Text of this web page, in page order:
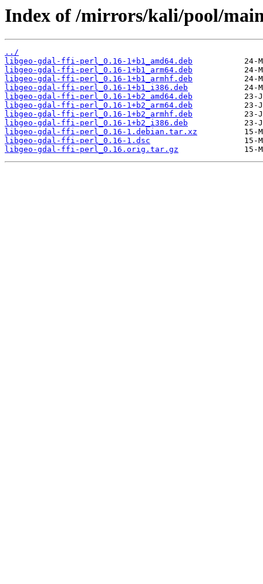
Index of /mirrors/kali/pool/
../
libgeo-gdal-ffi-perl_0.16-1+b1_amd64.deb
libgeo-gdal-ffi-perl_0.16-1+b1_arm64.deb
libgeo-gdal-ffi-perl_0.16-1+b1_armhf.deb
libgeo-gdal-ffi-perl_0.16-1+b1_i386.deb
libgeo-gdal-ffi-perl_0.16-1+b2_amd64.deb
libgeo-gdal-ffi-perl_0.16-1+b2_arm64.deb
libgeo-gdal-ffi-perl_0.16-1+b2_armhf.deb
libgeo-gdal-ffi-perl_0.16-1+b2_i386.deb
libgeo-gdal-ffi-perl_0.16-1.debian.tar.xz
libgeo-gdal-ffi-perl_0.16-1.dsc
libgeo-gdal-ffi-perl_0.16.orig.tar.gz